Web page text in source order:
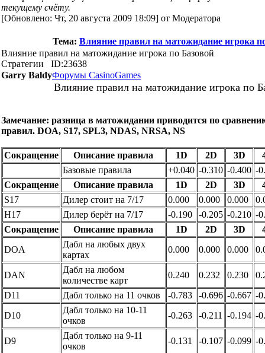
текущему счёту.
[Обновлено: Чт, 20 августа 2009 18:09] от Модератора
Тема: Влияние правил на матожидание игрока
Влияние правил на матожидание игрока по Базовой
Стратегии
ID:23638
Garry BaldyФорумы CasinoGames
Влияние правил на матожидание игрока по
Замечание: разница в матожидании приводится по
правил. DOA, S17, SPL3, NDAS, NRSA, NS
Сокращение Описание правила 1D 2D 3D
Базовые правила
+0.040 -0.310 -0.400 -
Сокращение
Описание правила 1D 2D 3D
S17
Дилер стоит на 7/17 0.000 0.000 0.000
H17
Дилер берёт на 7/17 -0.190 -0.205 -0.210 -
Сокращение
Описание правила 1D 2D 3D
DOA
Дабл на любых двух
картах
0.000 0.000 0.000
DAN
Дабл на любом
количестве карт
0.240 0.232 0.230
D11
Дабл только на 11 очков -0.783 -0.696 -0.667 -
D10
Дабл только на 10-11
очков
-0.263 -0.211 -0.194 -
D9
Дабл только на 9-11
очков
-0.131 -0.107 -0.099 -